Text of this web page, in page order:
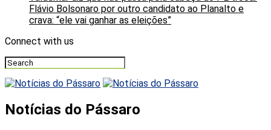
Flávio Bolsonaro por outro candidato ao Planalto e
crava: “ele vai ganhar as eleições”
Connect with us
Notícias do Pássaro